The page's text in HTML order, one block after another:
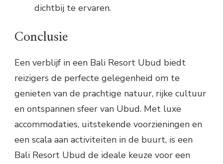
dichtbij te ervaren.
Conclusie
Een verblijf in een Bali Resort Ubud biedt
reizigers de perfecte gelegenheid om te
genieten van de prachtige natuur, rijke cultuur
en ontspannen sfeer van Ubud. Met luxe
accommodaties, uitstekende voorzieningen en
een scala aan activiteiten in de buurt, is een
Bali Resort Ubud de ideale keuze voor een